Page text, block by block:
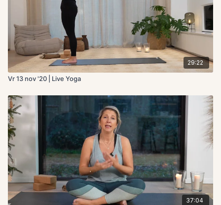
29:22
Vr 13 nov '20 | Live Yoga
37:04